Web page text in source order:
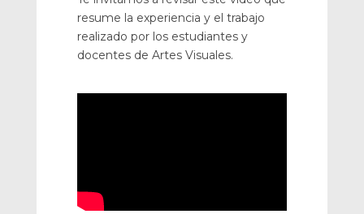
resume la experiencia y el trabajo
realizado por los estudiantes y
docentes de Artes Visuales.